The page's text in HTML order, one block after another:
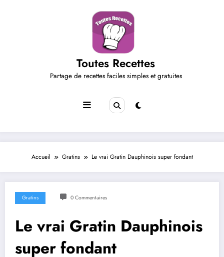
Toutes Recettes
Partage de recettes faciles simples et gratuites
Accueil Gratins Le vrai Gratin Dauphinois super fondant
Gratins 0 Commentaires
Le vrai Gratin Dauphinois
super fondant